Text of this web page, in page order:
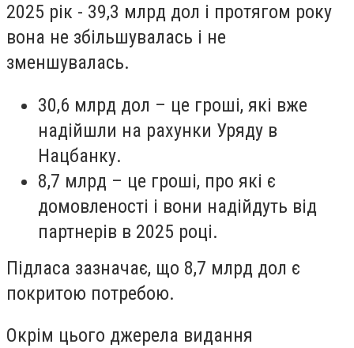
2025 рік - 39,3 млрд дол і протягом року
вона не збільшувалась і не
зменшувалась.
30,6 млрд дол – це гроші, які вже
надійшли на рахунки Уряду в
Нацбанку.
8,7 млрд – це гроші, про які є
домовленості і вони надійдуть від
партнерів в 2025 році.
Підласа зазначає, що 8,7 млрд дол є
покритою потребою.
Окрім цього джерела видання